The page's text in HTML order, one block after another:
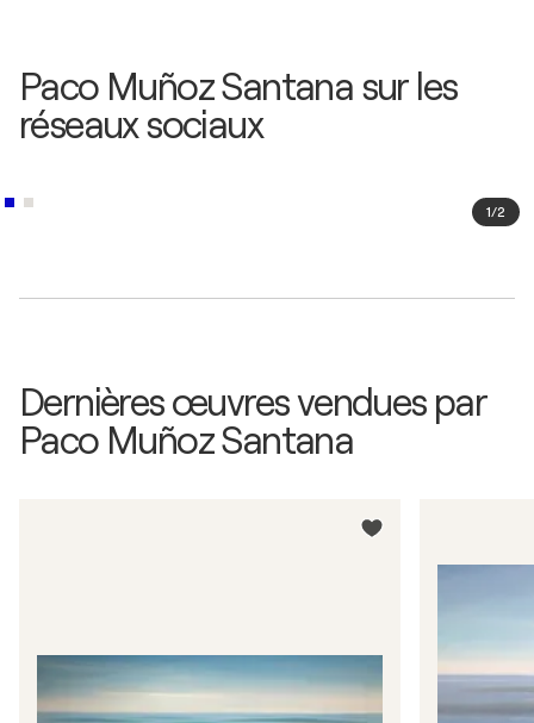
Paco Muñoz Santana sur les
réseaux sociaux
1/2
Dernières œuvres vendues par
Paco Muñoz Santana